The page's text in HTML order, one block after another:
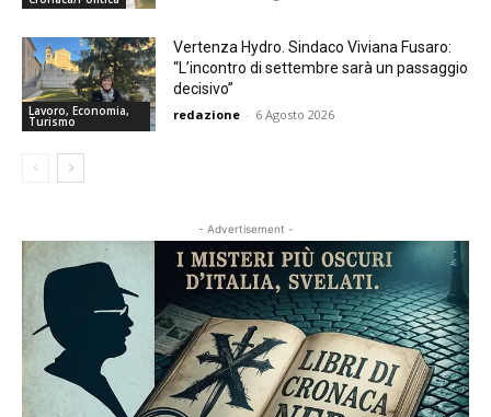
Lavoro, Economia,
Turismo
Vertenza Hydro. Sindaco Viviana Fusaro:
“L’incontro di settembre sarà un passaggio
decisivo”
redazione - 6 Agosto 2026
- Advertisement -